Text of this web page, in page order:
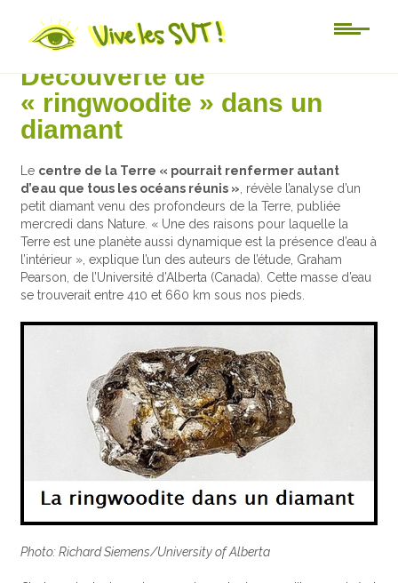
Actu-sciences
Découverte de
« ringwoodite » dans un
diamant
Le centre de la Terre « pourrait renfermer autant
d’eau que tous les océans réunis » , révèle l’analyse d’un
petit diamant venu des profondeurs de la Terre, publiée
mercredi dans Nature. « Une des raisons pour laquelle la
Terre est une planète aussi dynamique est la présence d’eau à
l’intérieur », explique l’un des auteurs de l’étude, Graham
Pearson, de l’Université d’Alberta (Canada). Cette masse d’eau
se trouverait entre 410 et 660 km sous nos pieds.
Photo: Richard Siemens/University of Alberta